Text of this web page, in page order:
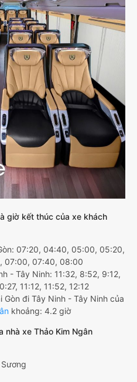
giờ kết thúc của xe khách
07:20, 04:40, 05:00, 05:20,
07:00, 07:40, 08:00
- Tây Ninh: 11:32, 8:52, 9:12,
11:12, 11:52, 12:12
Gòn đi Tây Ninh - Tây Ninh của
khoảng: 4.2 giờ
nhà xe Thảo Kim Ngân